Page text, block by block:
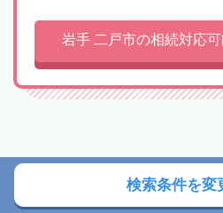
岩手 二戸市の相続対応
司法書士への相談の
検索条件を変